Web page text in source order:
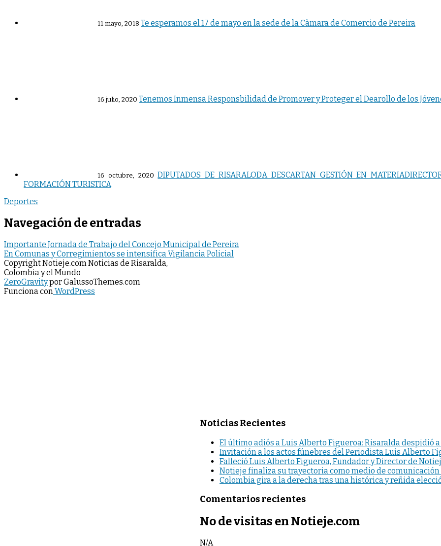
11 mayo, 2018 Te esperamos el 17 de mayo en la sede de la Càmara de Comercio de Pereira
16 julio, 2020 Tenemos Inmensa Responsbilidad de Promover y Proteger el Dearollo de los
16 octubre, 2020 DIPUTADOS DE RISARALODA DESCARTAN GESTIÓN EN
FORMACIÓN TURISTICA
Deportes
Navegación de entradas
Importante Jornada de Trabajo del Concejo Municipal de Pereira
En Comunas y Corregimientos se intensifica Vigilancia Policial
Noticias Recientes
El último adiós a Luis Alberto Figueroa: Risaralda despidió
Invitación a los actos fúnebres del Periodista Luis Alberto
Falleció Luis Alberto Figueroa, Fundador y Director de
Notieje finaliza su trayectoria como medio de
Colombia gira a la derecha tras una histórica y reñida
Comentarios recientes
No de visitas en Notieje.com
N/A
Copyright Notieje.com Noticias de Risaralda,
Colombia y el Mundo
ZeroGravitypor GalussoThemes.com
Funciona conWordPress